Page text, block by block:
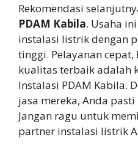
Rekomendasi
PDAM Kabila. Usaha
instalasi listrik dengan
tinggi. Pelayanan
kualitas terbaik adalah
Instalasi PDAM Kabila.
jasa mereka, Anda
Jangan ragu untuk
partner instalasi listrik